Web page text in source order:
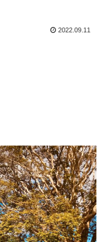
2022.09.11